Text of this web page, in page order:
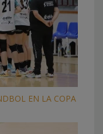
EN LA COPA